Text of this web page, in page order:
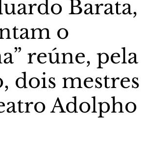
Carioca
Negocio
Barata,
o
reúne, pela
dois mestres
Adolpho